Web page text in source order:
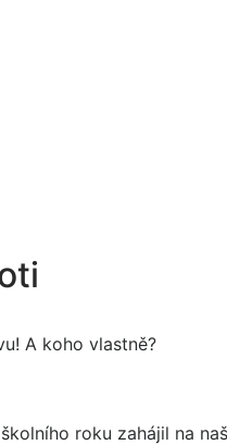
A koho vlastně?
roku zahájil na